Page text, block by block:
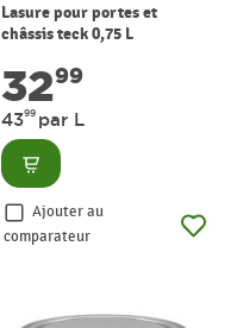
Lasure pour portes et
châssis teck 0,75 L
3299
4399 par L
Consulter
Ajouter au
comparateur